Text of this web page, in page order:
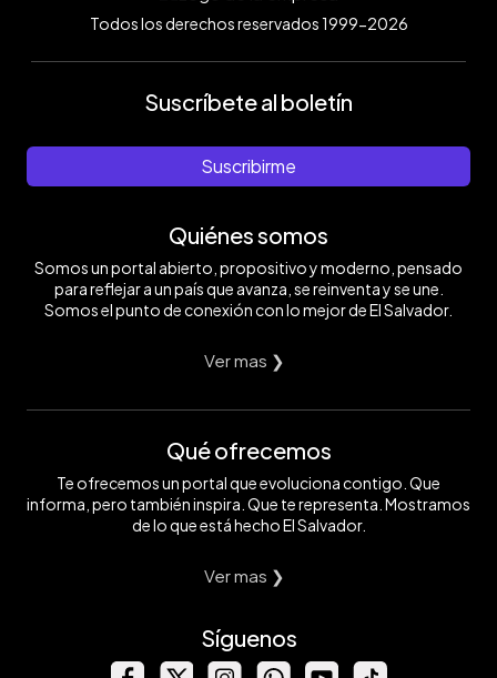
Todos los derechos reservados 1999-2026
Suscríbete al boletín
Suscribirme
Quiénes somos
Somos un portal abierto, propositivo y moderno, pensado
para reflejar a un país que avanza, se reinventa y se une.
Somos el punto de conexión con lo mejor de El Salvador.
Ver mas ❯
Qué ofrecemos
Te ofrecemos un portal que evoluciona contigo. Que
informa, pero también inspira. Que te representa. Mostramos
de lo que está hecho El Salvador.
Ver mas ❯
Síguenos